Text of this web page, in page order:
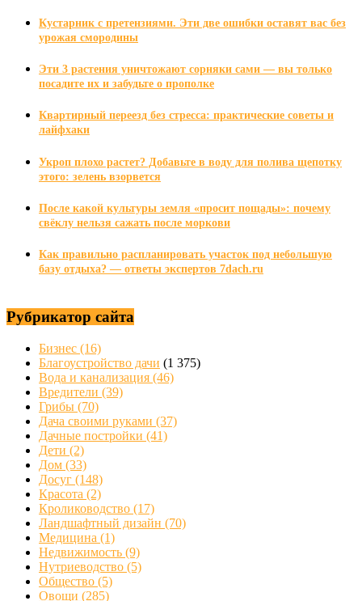
Кустарник с претензиями. Эти две ошибки оставят вас без
урожая смородины
Эти 3 растения уничтожают сорняки сами — вы только
посадите их и забудьте о прополке
Квартирный переезд без стресса: практические советы и
лайфхаки
Укроп плохо растет? Добавьте в воду для полива щепотку
этого: зелень взорвется
После какой культуры земля «просит пощады»: почему
свёклу нельзя сажать после моркови
Как правильно распланировать участок под небольшую
базу отдыха? — ответы экспертов 7dach.ru
Рубрикатор сайта
Бизнес (16)
Благоустройство дачи (1 375)
Вода и канализация (46)
Вредители (39)
Грибы (70)
Дача своими руками (37)
Дачные постройки (41)
Дети (2)
Дом (33)
Досуг (148)
Красота (2)
Кролиководство (17)
Ландшафтный дизайн (70)
Медицина (1)
Недвижимость (9)
Нутриеводство (5)
Общество (5)
Овощи (285)